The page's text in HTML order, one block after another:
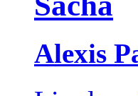
Alexis